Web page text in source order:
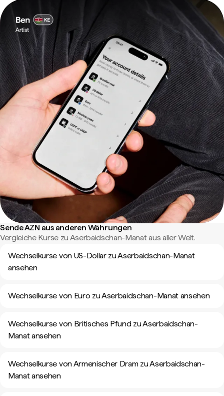
Sende AZN aus anderen Währungen
Vergleiche Kurse zu Aserbaidschan-Manat aus aller Welt.
Wechselkurse von US-Dollar zu Aserbaidschan-Manat
ansehen
Wechselkurse von Euro zu Aserbaidschan-Manat ansehen
Wechselkurse von Britisches Pfund zu Aserbaidschan-
Manat ansehen
Wechselkurse von Armenischer Dram zu Aserbaidschan-
Manat ansehen